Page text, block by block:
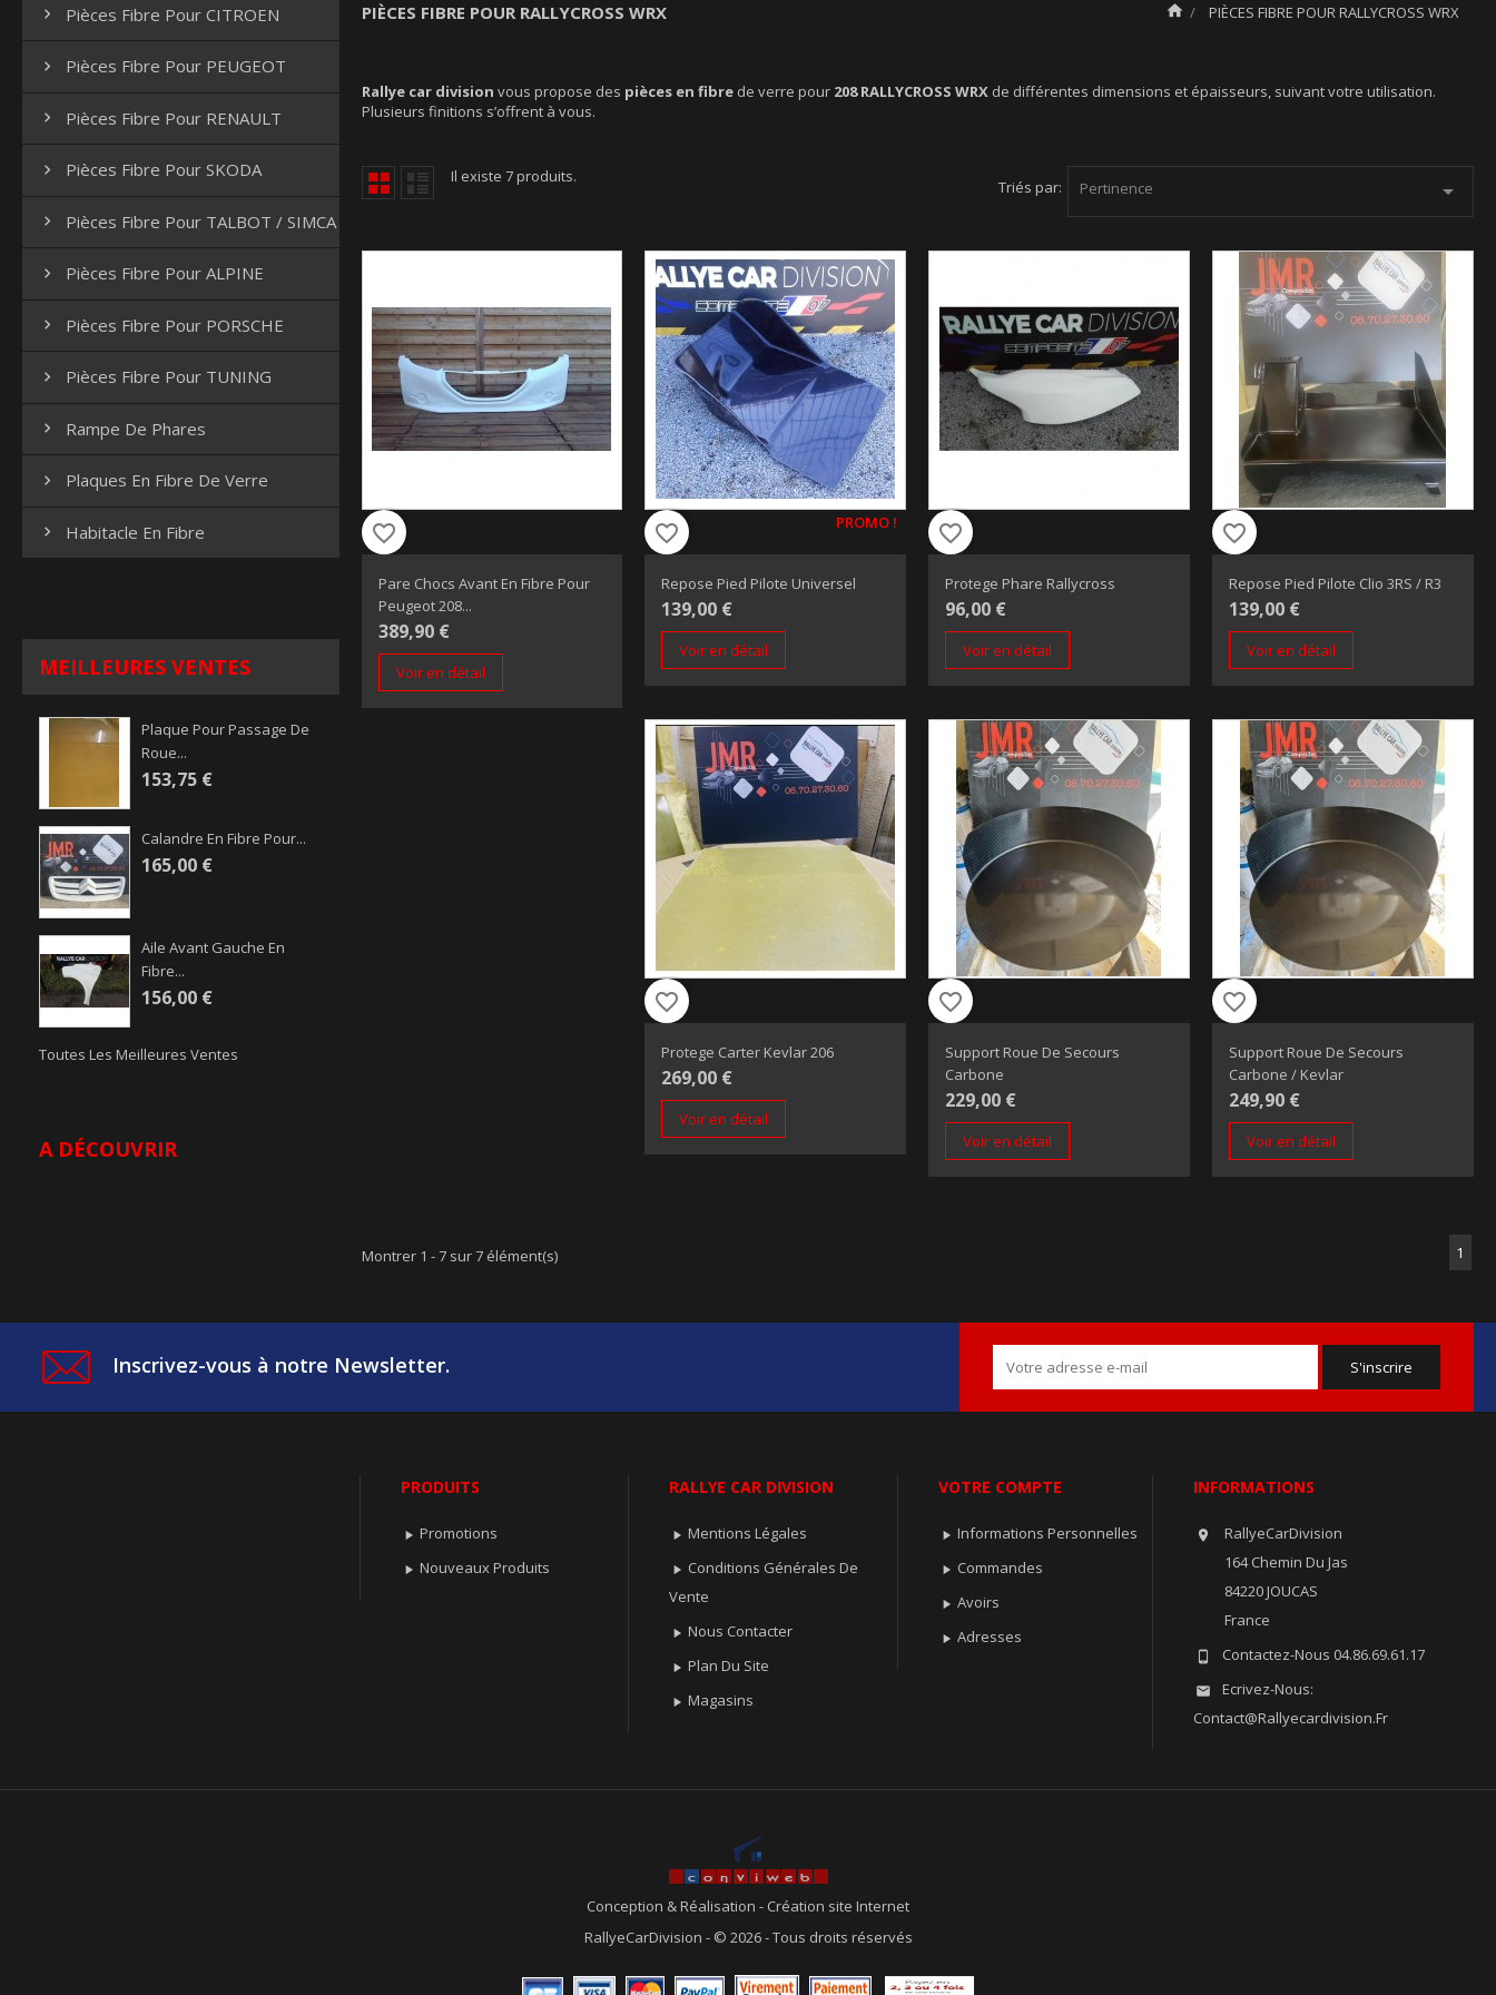
 Pièces Fibre Pour CITROEN
 Pièces Fibre Pour PEUGEOT
 Pièces Fibre Pour RENAULT
 Pièces Fibre Pour SKODA
 Pièces Fibre Pour TALBOT / SIMCA
 Pièces Fibre Pour ALPINE
 Pièces Fibre Pour PORSCHE
 Pièces Fibre Pour TUNING
 Rampe De Phares
 Plaques En Fibre De Verre
 Habitacle En Fibre
MEILLEURES VENTES
Plaque Pour Passage De
Roue...
153,75 €
Calandre En Fibre Pour...
165,00 €
Aile Avant Gauche En
Fibre...
156,00 €
Toutes Les Meilleures Ventes
A DÉCOUVRIR
 PIÈCES FIBRE POUR RALLYCROSS WRX
PIÈCES FIBRE POUR RALLYCROSS WRX
Rallye car division vous propose des pièces en fibrede verre pour 208 RALLYCROSS WRXde différentes dimensions et épaisseurs, suivant votre utilisation.
Plusieurs finitions s’offrent à vous.
Il existe 7 produits.
Triés par: Pertinence 
favorite_border
Pare Chocs Avant En Fibre Pour
Peugeot 208...
389,90 €
Voir en détail
PROMO !
favorite_border
Repose Pied Pilote Universel
139,00 €
Voir en détail
favorite_border
Protege Phare Rallycross
96,00 €
Voir en détail
favorite_border
Repose Pied Pilote Clio 3RS / R3
139,00 €
Voir en détail
favorite_border
Protege Carter Kevlar 206
269,00 €
Voir en détail
favorite_border
Support Roue De Secours
Carbone
229,00 €
Voir en détail
favorite_border
Support Roue De Secours
Carbone / Kevlar
249,90 €
Voir en détail
Montrer 1 - 7 sur 7 élément(s) 1
Inscrivez-vous à notre Newsletter.
PRODUITS
 Promotions
 Nouveaux Produits
RALLYE CAR DIVISION
 Mentions Légales
 Conditions Générales De
Vente
 Nous Contacter
 Plan Du Site
 Magasins
VOTRE COMPTE
 Informations Personnelles
 Commandes
 Avoirs
 Adresses
INFORMATIONS

RallyeCarDivision
164 Chemin Du Jas
84220 JOUCAS
France
 Contactez-Nous 04.86.69.61.17

Ecrivez-Nous:
Contact@rallyecardivision.fr
Conception & Réalisation - Création site Internet
RallyeCarDivision - © 2026 - Tous droits réservés